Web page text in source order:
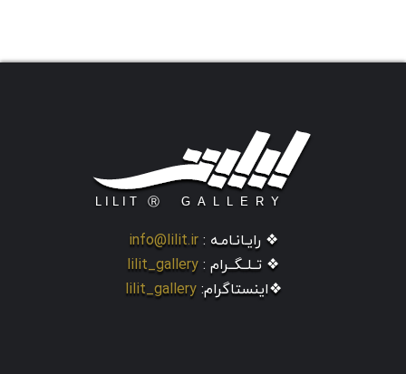
❖ رایـانـامـه : info@lilit.ir
❖ تــلــگــرام : lilit_gallery
❖اینستاگرام: lilit_gallery